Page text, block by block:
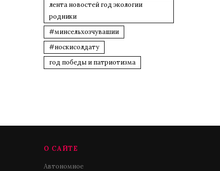
лента новостей год экологии
родники
#минсельхозчувашии
#носкисолдату
год победы и патриотизма
О САЙТЕ
Автономное